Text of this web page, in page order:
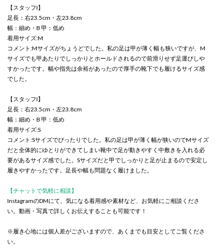
【スタッフI】
足長：右23.5cm・左23.8cm
幅：細め・B 甲：低め
着用サイズ:M
コメント:Mサイズがちょうどでした。私の足は甲が薄く幅も狭いですが、M
サイズでも甲あたりでしっかりとホールドされるので前滑りせず足運びしや
すかったです。幅や指先は余裕があったので厚手の靴下でも履けるサイズ感
でした。
【スタッフI】
足長：右23.5cm・左23.8cm
幅：細め・B 甲：低め
着用サイズ:S
コメント:Sサイズでぴったりでした。私の足は甲が薄く幅が狭いのでMサイズ
だと全体的にゆとりができてしまい靴中で足が動きやすく中敷きを入れる必
要があるサイズ感でした。Sサイズだと甲でしっかりと足が止まるので安定し
履きやすかったです。足長や幅も問題なく履けました。
【チャットで気軽に相談】
InstagramのDMにて、気になる着用感や素材など、お気軽にご相談くださ
い。動画・写真で詳しくお伝えすることも可能です！
※履き心地には個人差がございますので、あくまでも目安としてご覧くださ
い。